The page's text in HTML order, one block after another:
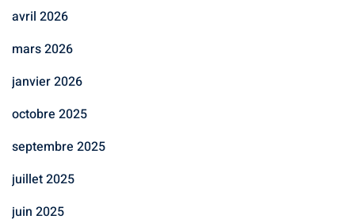
avril 2026
mars 2026
janvier 2026
octobre 2025
septembre 2025
juillet 2025
juin 2025